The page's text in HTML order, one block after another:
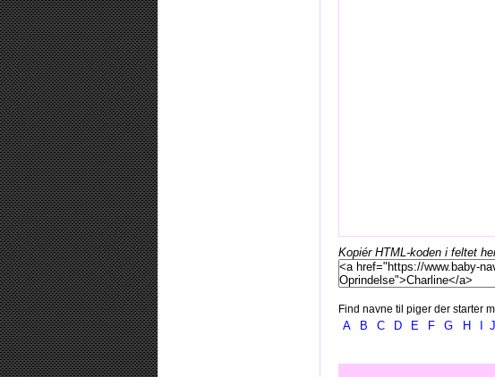
Kopiér HTML-koden i feltet
Find navne til piger der starter
A B C D E F G H J